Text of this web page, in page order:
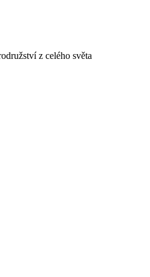
z celého světa